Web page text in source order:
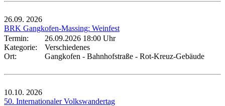
26.09. 2026
BRK Gangkofen-Massing: Weinfest
Termin:
26.09.2026 18:00 Uhr
Kategorie:
Verschiedenes
Ort:
Gangkofen - Bahnhofstraße - Rot-Kreuz-Gebäude
10.10. 2026
50. Internationaler Volkswandertag